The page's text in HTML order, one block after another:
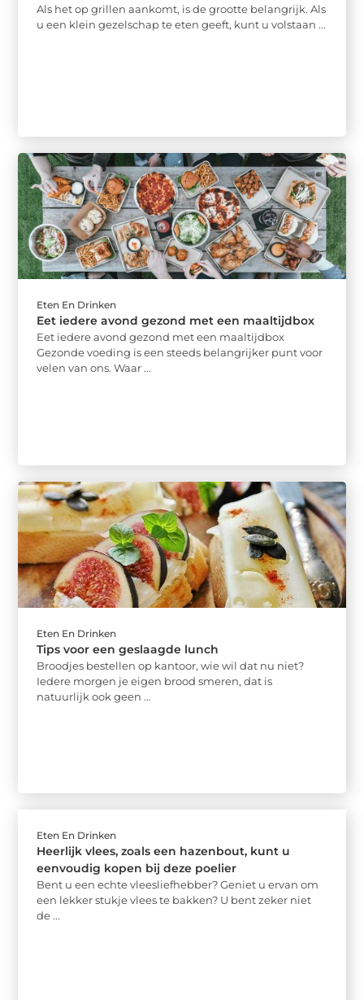
Als het op grillen aankomt, is de grootte belangrijk. Als
u een klein gezelschap te eten geeft, kunt u volstaan ...
Eten En Drinken
Eet iedere avond gezond met een maaltijdbox
Eet iedere avond gezond met een maaltijdbox
Gezonde voeding is een steeds belangrijker punt voor
velen van ons. Waar ...
Eten En Drinken
Tips voor een geslaagde lunch
Broodjes bestellen op kantoor, wie wil dat nu niet?
Iedere morgen je eigen brood smeren, dat is
natuurlijk ook geen ...
Eten En Drinken
Heerlijk vlees, zoals een hazenbout, kunt u
eenvoudig kopen bij deze poelier
Bent u een echte vleesliefhebber? Geniet u ervan om
een lekker stukje vlees te bakken? U bent zeker niet
de ...